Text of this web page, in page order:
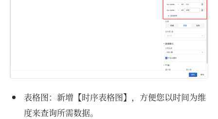
表格图：新增【时序表格图】，方便您以时间为维
度来查询所需数据。